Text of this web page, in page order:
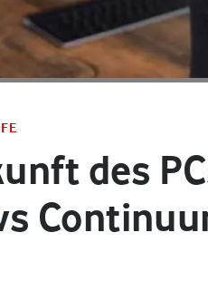
des